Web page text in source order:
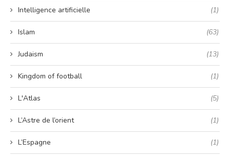
Intelligence artificielle (1)
Islam (63)
Judaism (13)
Kingdom of football (1)
L'Atlas (5)
L’Astre de l’orient (1)
L’Espagne (1)